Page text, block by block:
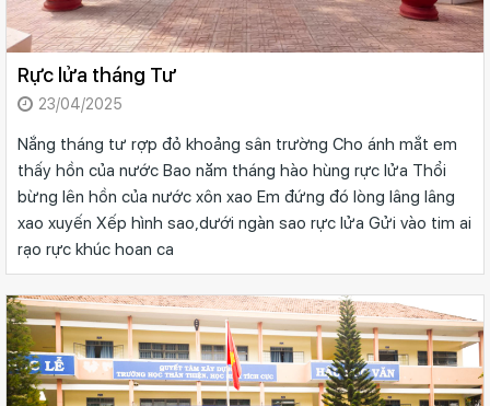
Rực lửa tháng Tư
23/04/2025
Nắng tháng tư rợp đỏ khoảng sân trường Cho ánh mắt em
thấy hồn của nước Bao năm tháng hào hùng rực lửa Thổi
bừng lên hồn của nước xôn xao Em đứng đó lòng lâng lâng
xao xuyến Xếp hình sao,dưới ngàn sao rực lửa Gửi vào tim ai
rạo rực khúc hoan ca